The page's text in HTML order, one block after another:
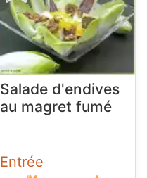
Salade d'endives
au magret fumé
Entrée